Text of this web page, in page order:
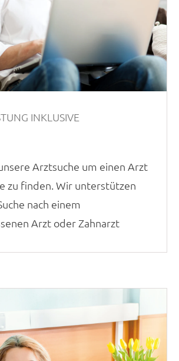
INKLUSIVE
Arztsuche um einen Arzt
zu finden. Wir unterstützen
nach einem
Arzt oder Zahnarzt